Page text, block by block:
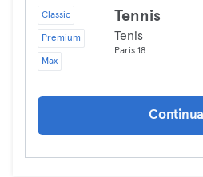
Classic
Premium
Max
Tennis
Tenis
Paris 18